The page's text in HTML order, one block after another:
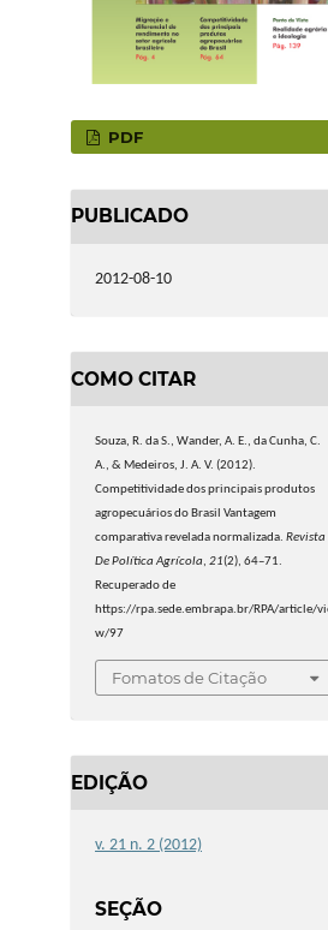
PDF
PUBLICADO
2012-08-10
COMO CITAR
Souza, R. da S., Wander, A. E., da Cunha, C.
A., & Medeiros, J. A. V. (2012).
Competitividade dos principais produtos
agropecuários do Brasil Vantagem
comparativa revelada normalizada.Revista
De Política Agrícola,21(2), 64–71.
Recuperado de
https://rpa.sede.embrapa.br/RPA/article/
w/97
Fomatos de Citação
EDIÇÃO
v. 21 n. 2 (2012)
SEÇÃO